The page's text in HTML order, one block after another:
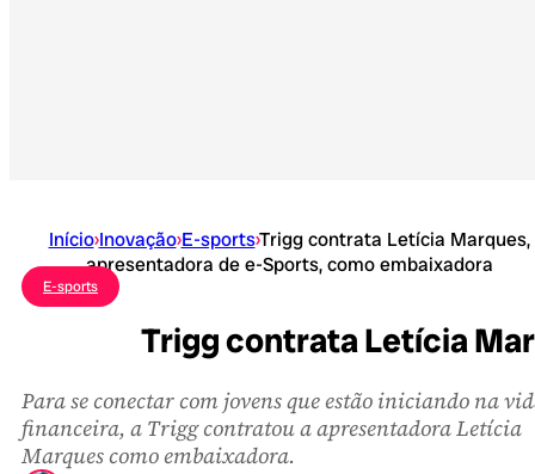
Início›Inovação›E-sports›Trigg contrata Letícia Marques,
apresentadora de e-Sports, como embaixadora
E-sports
Trigg contrata Letícia
Para se conectar com jovens que estão iniciando na
financeira, a Trigg contratou a apresentadora Letícia
Marques como embaixadora.